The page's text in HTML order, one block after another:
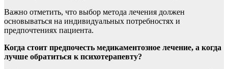
Важно отметить, что выбор метода лечения должен
основываться на индивидуальных потребностях и
предпочтениях пациента.
Когда стоит предпочесть медикаментозное лечение, а когда
лучше обратиться к психотерапевту?